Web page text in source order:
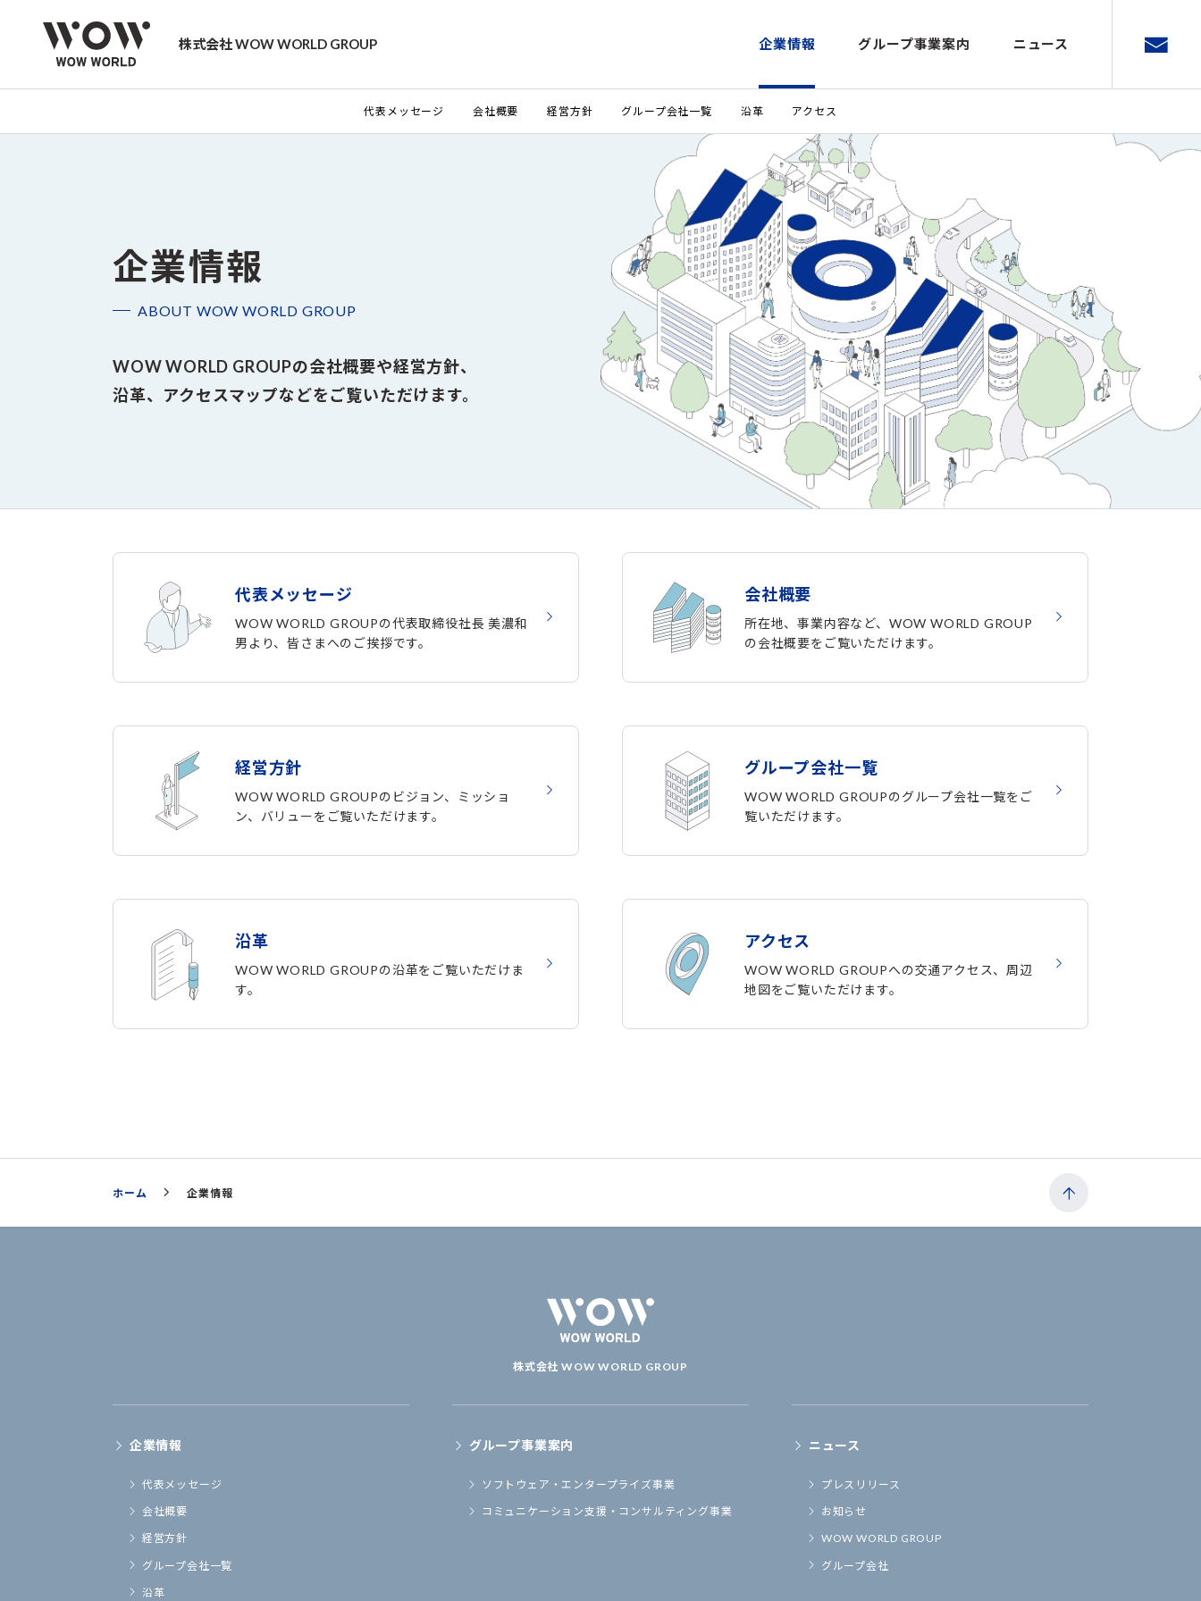
株式会社 WOW WORLD GROUP 企業情報 グループ事業案内 ニュース
代表メッセージ 会社概要 経営方針 グループ会社一覧 沿革 アクセス
企業情報
ABOUT WOW WORLD GROUP
WOW WORLD GROUPの会社概要や経営方針、
沿革、アクセスマップなどをご覧いただけます。
代表メッセージ
WOW WORLD GROUPの代表取締役社長 美濃和
男より、皆さまへのご挨拶です。
会社概要
所在地、事業内容など、WOW WORLD GROUP
の会社概要をご覧いただけます。
経営方針
WOW WORLD GROUPのビジョン、ミッショ
ン、バリューをご覧いただけます。
グループ会社一覧
WOW WORLD GROUPのグループ会社一覧をご
覧いただけます。
沿革
WOW WORLD GROUPの沿革をご覧いただけま
す。
アクセス
WOW WORLD GROUPへの交通アクセス、周辺
地図をご覧いただけます。
ホーム 企業情報
株式会社 WOW WORLD GROUP
企業情報
代表メッセージ
会社概要
経営方針
グループ会社一覧
沿革
グループ事業案内
ソフトウェア・エンタープライズ事業
コミュニケーション支援・ コンサルティング事業
ニュース
プレスリリース
お知らせ
WOW WORLD GROUP
グループ会社